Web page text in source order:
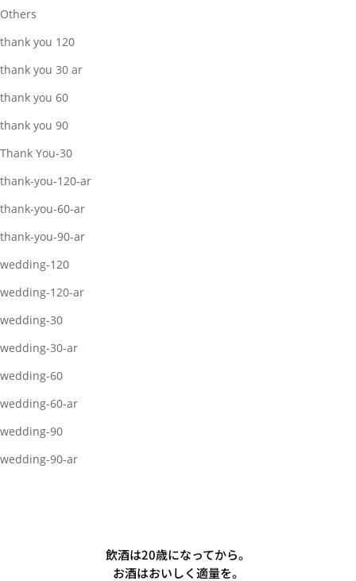
Others
thank you 120
thank you 30 ar
thank you 60
thank you 90
Thank You-30
thank-you-120-ar
thank-you-60-ar
thank-you-90-ar
wedding-120
wedding-120-ar
wedding-30
wedding-30-ar
wedding-60
wedding-60-ar
wedding-90
wedding-90-ar
飲酒は20歳になってから。
お酒はおいしく適量を。